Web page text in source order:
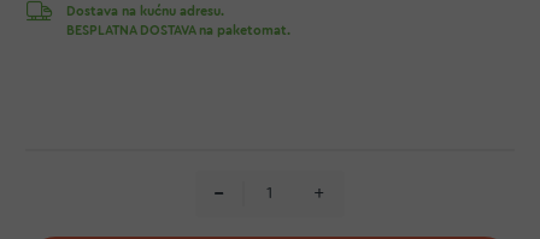
Dostava na kućnu adresu.
BESPLATNA DOSTAVA na paketomat.